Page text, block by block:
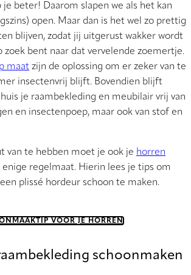
je beter! Daarom slapen we als het kan
open. Maar dan is het wel zo prettig
blijven, zodat jij uitgerust wakker wordt
zoek bent naar dat vervelende zoemertje.
maat zijn de oplossing om er zeker van te
insectenvrij blijft. Bovendien blijft
je raambekleding en meubilair vrij van
en insectenpoep, maar ook van stof en
van te hebben moet je ook je horren
regelmaat. Hierin lees je tips om
plissé hordeur schoon te maken.
VOOR JE HORREN
schoonmaken